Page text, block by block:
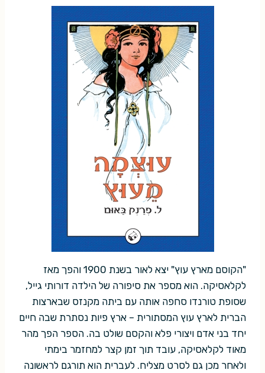
"הקוסם מארץ עוץ" יצא לאור בשנת 1900 והפך מאז
לקלאסיקה. הוא מספר את סיפורה של הילדה דורותי גייל,
שסופת טורנדו סחפה אותה עם ביתה מקנזס שבארצות
הברית לארץ עוץ המסתורית – ארץ פיות נסתרת שבה חיים
יחד בני אדם ויצורי פלא והקסם שולט בה. הספר הפך מהר
מאוד לקלאסיקה, עובד תוך זמן קצר למחזמר בימתי
ולאחר מכן גם לסרט מצליח. לעברית הוא תורגם לראשונה